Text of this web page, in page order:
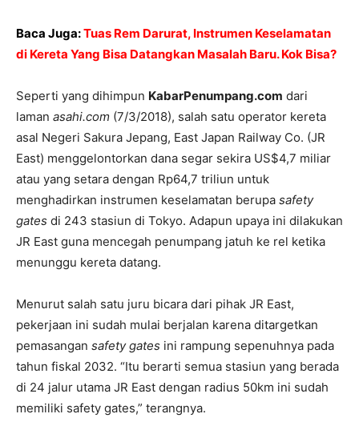
Baca Juga:Tuas Rem Darurat, Instrumen Keselamatan
di Kereta Yang Bisa Datangkan Masalah Baru. Kok Bisa?
Seperti yang dihimpun KabarPenumpang.com dari
laman asahi.com (7/3/2018), salah satu operator kereta
asal Negeri Sakura Jepang, East Japan Railway Co. (JR
East) menggelontorkan dana segar sekira US$4,7 miliar
atau yang setara dengan Rp64,7 triliun untuk
menghadirkan instrumen keselamatan berupa safety
gates di 243 stasiun di Tokyo. Adapun upaya ini dilakukan
JR East guna mencegah penumpang jatuh ke rel ketika
menunggu kereta datang.
Menurut salah satu juru bicara dari pihak JR East,
pekerjaan ini sudah mulai berjalan karena ditargetkan
pemasangan safety gates ini rampung sepenuhnya pada
tahun fiskal 2032. “Itu berarti semua stasiun yang berada
di 24 jalur utama JR East dengan radius 50km ini sudah
memiliki safety gates,” terangnya.